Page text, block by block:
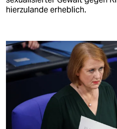
hierzulande erheblich.